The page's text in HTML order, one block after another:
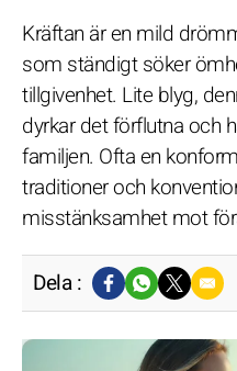
Kräftan är en mild
som ständigt söker
tillgivenhet. Lite blyg,
dyrkar det förflutna och
familjen. Ofta en
traditioner och
misstänksamhet mot
Dela :